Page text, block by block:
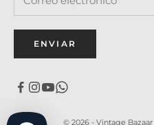
ENVIAR
© 2026 - Vintage Bazaar